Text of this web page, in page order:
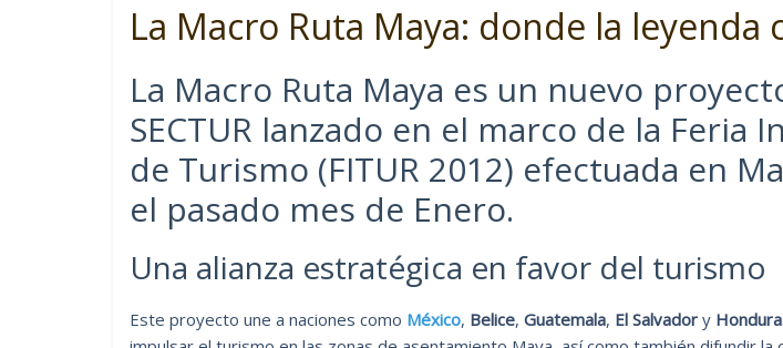
La Macro Ruta Maya: donde la leyenda
La Macro Ruta Maya es un nuevo
SECTUR lanzado en el marco de la Feria
de Turismo (FITUR 2012) efectuada en
el pasado mes de Enero.
Una alianza estratégica en favor del turismo
Este proyecto une a naciones como México, Belice, Guatemala, El Salvador y